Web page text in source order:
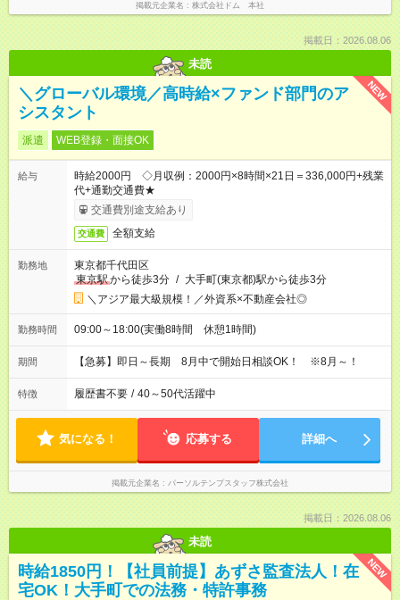
掲載元企業名 株式会社ドム 本社
掲載日：2026.08.06
未読
NEW
＼グローバル環境／高時給×ファンド部門のア
シスタント
派遣 WEB登録・面接OK
給与
時給2000円 ◇月収例：2000円×8時間×21日＝336,000円+残業
代+通勤交通費★
交通費別途支給あり
交通費 全額支給
勤務地
東京都千代田区
東京駅から徒歩3分 / 大手町(東京都)駅から徒歩3分
＼アジア最大級規模！／外資系×不動産会社◎
勤務時間 09:00～18:00(実働8時間 休憩1時間)
期間 【急募】即日～長期 8月中で開始日相談OK！ ※8月～！
特徴 履歴書不要 / 40～50代活躍中
気になる！ 応募する 詳細へ
掲載元企業名 パーソルテンプスタッフ株式会社
掲載日：2026.08.06
未読
NEW
時給1850円！【社員前提】あずさ監査法人！在
宅OK！大手町での法務・特許事務